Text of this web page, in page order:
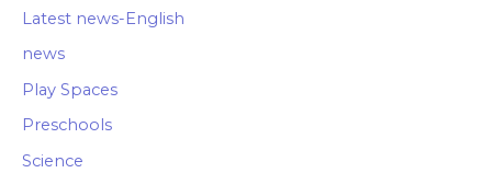
Latest news-English
news
Play Spaces
Preschools
Science